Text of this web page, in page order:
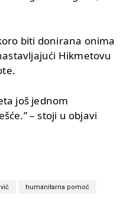
biti donirana onima
Hikmetovu
još jednom
– stoji u objavi
humanitarna pomoć